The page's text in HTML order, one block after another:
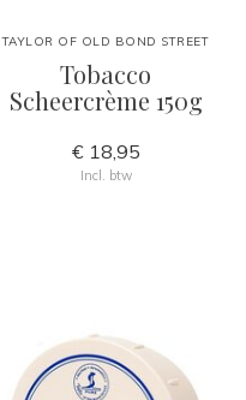
TAYLOR OF OLD BOND STREET
Tobacco
Scheercrème 150g
€ 18,95
Incl. btw